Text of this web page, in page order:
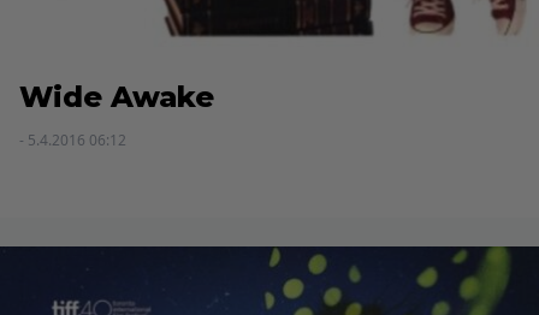
Wide Awake
- 5.4.2016 06:12